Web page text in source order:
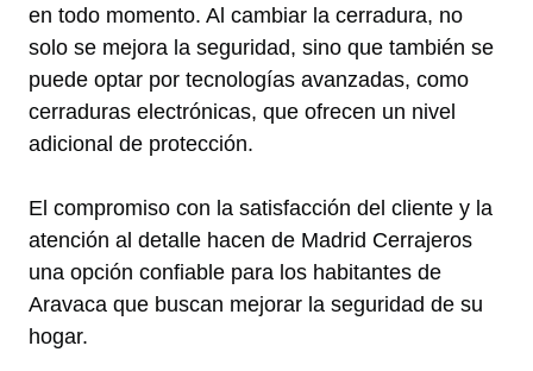
en todo momento. Al cambiar la cerradura, no
solo se mejora la seguridad, sino que también se
puede optar por tecnologías avanzadas, como
cerraduras electrónicas, que ofrecen un nivel
adicional de protección.
El compromiso con la satisfacción del cliente y la
atención al detalle hacen de Madrid Cerrajeros
una opción confiable para los habitantes de
Aravaca que buscan mejorar la seguridad de su
hogar.